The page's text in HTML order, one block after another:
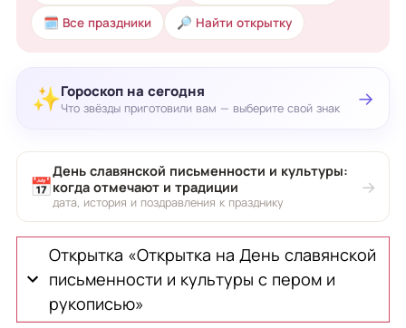
🗓 Все праздники 🔎 Найти открытку
✨Гороскоп на сегодня
Что звёзды приготовили вам — выберите свой знак →
📅
День славянской письменности и культуры:
когда отмечают и традиции
дата, история и поздравления к празднику
→
Открытка «Открытка на День славянской
письменности и культуры с пером и
рукописью»